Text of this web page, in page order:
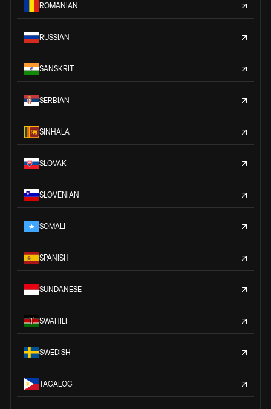
ROMANIAN
RUSSIAN
SANSKRIT
SERBIAN
SINHALA
SLOVAK
SLOVENIAN
SOMALI
SPANISH
SUNDANESE
SWAHILI
SWEDISH
TAGALOG